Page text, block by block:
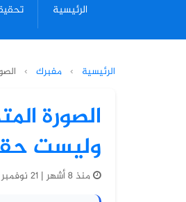
الرئيسية
الرئيسية › مفبرك ›
الصورة
وليست
منذ 8 أشهر | 21 نوفمبر 2025